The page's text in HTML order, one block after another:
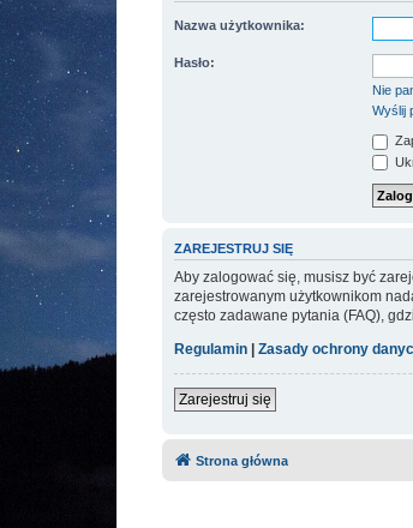
Nazwa użytkownika:
Hasło:
Nie
Wyślij
ZAREJESTRUJ SIĘ
Aby zalogować się, musisz być
zarejestrowanym użytkownikom
często zadawane pytania (FAQ),
Regulamin| Zasady ochrony
Zarejestruj się
Strona główna